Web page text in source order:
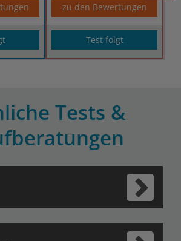
zu den Bewertungen
Test folgt
Tests &